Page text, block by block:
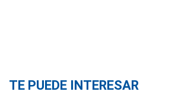
TE PUEDE INTERESAR